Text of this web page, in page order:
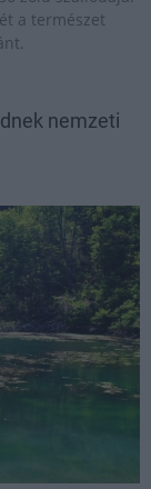
a természet
nemzeti